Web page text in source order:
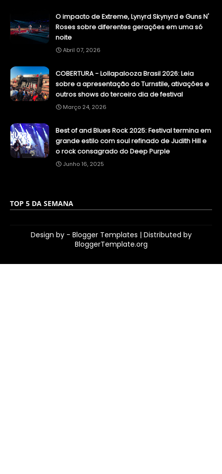
O impacto de Extreme, Lynyrd Skynyrd e Guns N'
Roses sobre diferentes gerações em uma só
noite
Abril 07, 2026
COBERTURA - Lollapalooza Brasil 2026: Leia
sobre a apresentação do Turnstile, ativações e
outros shows do terceiro dia de festival
Março 24, 2026
Best of and Blues Rock 2025: Festival termina em
grande estilo com soul refinado de Judith Hill e
o rock consagrado do Deep Purple
Junho 16, 2025
TOP 5 DA SEMANA
Design by - Blogger Templates | Distributed by
BloggerTemplate.org